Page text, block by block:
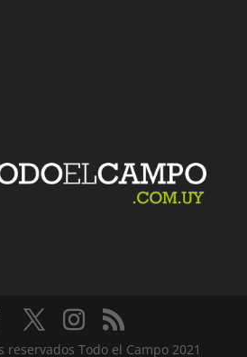
reservados Todo el Campo 2021